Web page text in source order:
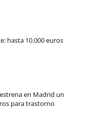
hasta 10.000 euros
en Madrid un
para trastorno